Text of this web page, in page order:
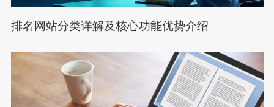
排名网站分类详解及核心功能优势介绍